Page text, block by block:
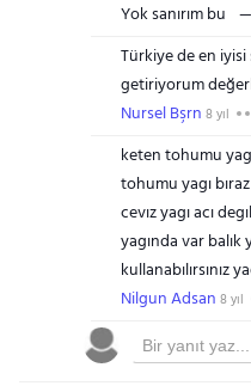
Yok sanırım bu
Türkiye de en
getiriyorum
Nursel Bşrn 8 yıl
keten tohumu
tohumu yagı
cevız yagı acı
yagında var
kullanabılırsınız
Nilgun Adsan 8 yıl